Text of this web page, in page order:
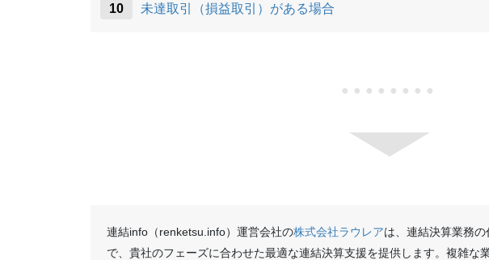
未達取引（損益取引）がある場合
●●●●●●●●
連結info（renketsu.info）運営会社の株式会社ラウレアは、連結決算業務
で、貴社のフェーズに合わせた最適な連結決算支援を提供します。複雑な